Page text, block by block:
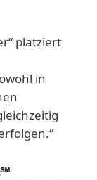
platziert
in